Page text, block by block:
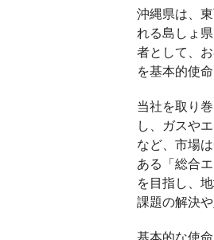
沖縄県は、
れる島しょ
者として、
を基本的使
当社を取り
し、ガスや
など、市場
ある「総合
を目指し、
課題の解決
基本的な使